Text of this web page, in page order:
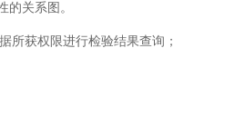
关系图。
所获权限进行检验结果查询；